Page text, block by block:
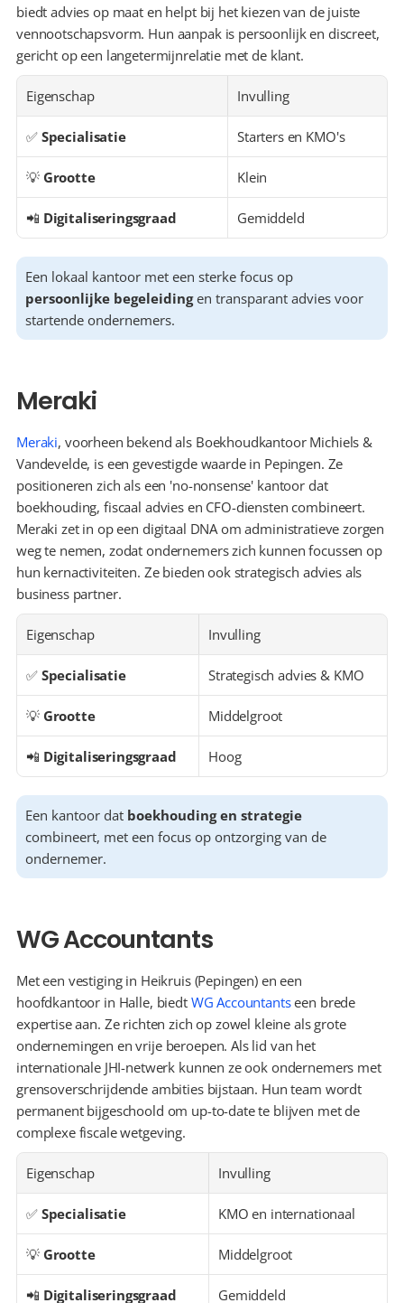
biedt advies op maat en helpt bij het kiezen van de juiste
vennootschapsvorm. Hun aanpak is persoonlijk en discreet,
gericht op een langetermijnrelatie met de klant.
Eigenschap Invulling
✅ Specialisatie Starters en KMO's
💡 Grootte Klein
📲 Digitaliseringsgraad Gemiddeld
persoonlijke begeleiding en transparant advies voor
startende ondernemers.
Meraki
Meraki, voorheen bekend als Boekhoudkantoor Michiels &
Vandevelde, is een gevestigde waarde in Pepingen. Ze
positioneren zich als een 'no-nonsense' kantoor dat
boekhouding, fiscaal advies en CFO-diensten combineert.
Meraki zet in op een digitaal DNA om administratieve zorgen
weg te nemen, zodat ondernemers zich kunnen focussen op
hun kernactiviteiten. Ze bieden ook strategisch advies als
business partner.
Eigenschap Invulling
✅ Specialisatie Strategisch advies & KMO
💡 Grootte Middelgroot
📲 Digitaliseringsgraad Hoog
Een kantoor dat boekhouding en strategie
combineert, met een focus op ontzorging van de
ondernemer.
WG Accountants
Met een vestiging in Heikruis (Pepingen) en een
hoofdkantoor in Halle, biedt WG Accountants een brede
expertise aan. Ze richten zich op zowel kleine als grote
ondernemingen en vrije beroepen. Als lid van het
internationale JHI-netwerk kunnen ze ook ondernemers met
grensoverschrijdende ambities bijstaan. Hun team wordt
permanent bijgeschoold om up-to-date te blijven met de
complexe fiscale wetgeving.
Eigenschap Invulling
✅ Specialisatie KMO en internationaal
💡 Grootte Middelgroot
📲 Digitaliseringsgraad Gemiddeld